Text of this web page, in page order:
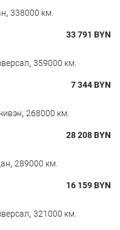
, 338000 км.
33 791 BYN
, 359000 км.
7 344BYN
, 268000 км.
28 208BYN
, 289000 км.
16 159BYN
, 321000 км.